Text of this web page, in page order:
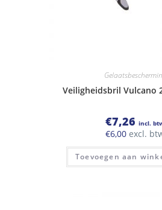
Veiligheidsbril Vulcano
€7,26 incl.
€6,00 excl.
Toevoegen aan